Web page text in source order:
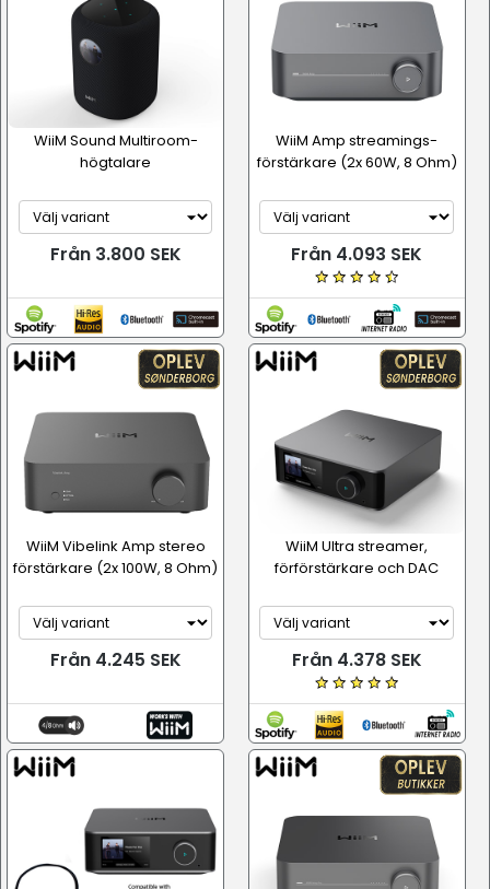
WiiM Sound Multiroom-
högtalare
Från 3.800 SEK
WiiM Amp streamings-
förstärkare (2x 60W, 8 Ohm)
Från 4.093 SEK
WiiM Vibelink Amp stereo
förstärkare (2x 100W, 8 Ohm)
Från 4.245 SEK
WiiM Ultra streamer,
förförstärkare och DAC
Från 4.378 SEK